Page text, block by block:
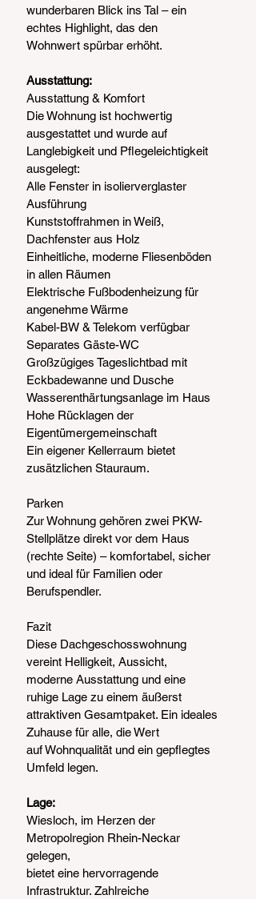
wunderbaren Blick ins Tal – ein
echtes Highlight, das den
Wohnwert spürbar erhöht.
Ausstattung:
Ausstattung & Komfort
Die Wohnung ist hochwertig
ausgestattet und wurde auf
Langlebigkeit und Pflegeleichtigkeit
ausgelegt:
Alle Fenster in isolierverglaster
Ausführung
Kunststoffrahmen in Weiß,
Dachfenster aus Holz
Einheitliche, moderne Fliesenböden
in allen Räumen
Elektrische Fußbodenheizung für
angenehme Wärme
Kabel-BW & Telekom verfügbar
Separates Gäste-WC
Großzügiges Tageslichtbad mit
Eckbadewanne und Dusche
Wasserenthärtungsanlage im Haus
Hohe Rücklagen der
Eigentümergemeinschaft
Ein eigener Kellerraum bietet
zusätzlichen Stauraum.
Parken
Zur Wohnung gehören zwei PKW-
Stellplätze direkt vor dem Haus
(rechte Seite) – komfortabel, sicher
und ideal für Familien oder
Berufspendler.
Fazit
Diese Dachgeschosswohnung
vereint Helligkeit, Aussicht,
moderne Ausstattung und eine
ruhige Lage zu einem äußerst
attraktiven Gesamtpaket. Ein ideales
Zuhause für alle, die Wert
auf Wohnqualität und ein gepflegtes
Umfeld legen.
Lage:
Wiesloch, im Herzen der
Metropolregion Rhein-Neckar
gelegen,
bietet eine hervorragende
Infrastruktur. Zahlreiche